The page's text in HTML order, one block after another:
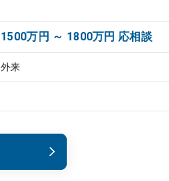
1500万円 ～ 1800万円 応相談
外来